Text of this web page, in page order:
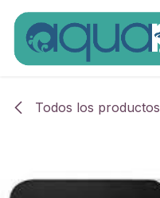
Ir al contenido
Todos los productos